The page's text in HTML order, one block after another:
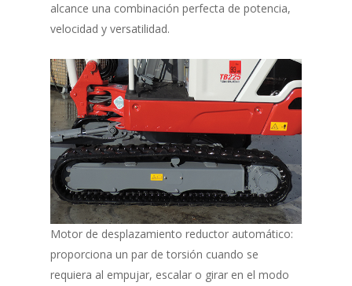
alcance una combinación perfecta de potencia,
velocidad y versatilidad.
Motor de desplazamiento reductor automático:
proporciona un par de torsión cuando se
requiera al empujar, escalar o girar en el modo